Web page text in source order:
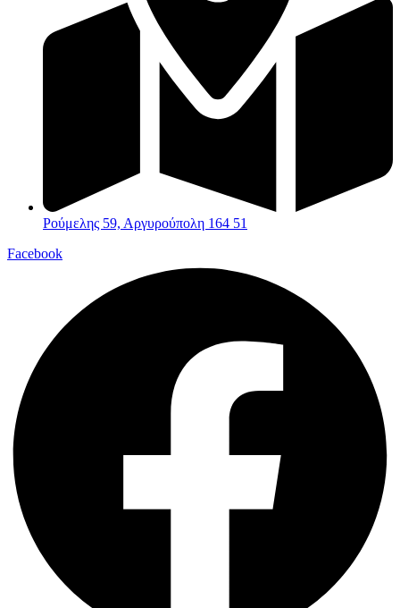
Ρούμελης 59, Αργυρούπολη 164 51
Facebook